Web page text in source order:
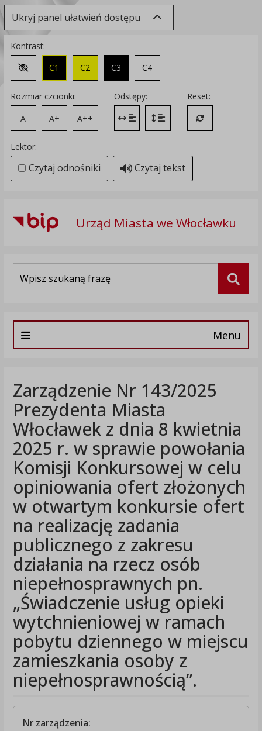
Ukryj panel ułatwień dostępu
Kontrast:
Zmień kontrast na domyślny
C1 C2 C3 C4
Rozmiar czcionki:
A
A+ A++
Odstępy:
Zmień odstęp między literami
Zmień interlinię i margines
Reset:
Przywróć
Lektor:
Czytaj odnośniki Czytaj tekst
Urząd Miasta we Włocławku
Menu
Zarządzenie Nr 143/2025
Prezydenta Miasta
Włocławek z dnia 8 kwietnia
2025 r. w sprawie powołania
Komisji Konkursowej w celu
opiniowania ofert złożonych
w otwartym konkursie ofert
na realizację zadania
publicznego z zakresu
działania na rzecz osób
niepełnosprawnych pn.
„Świadczenie usług opieki
wytchnieniowej w ramach
pobytu dziennego w miejscu
zamieszkania osoby z
niepełnosprawnością”.
Nr zarządzenia: